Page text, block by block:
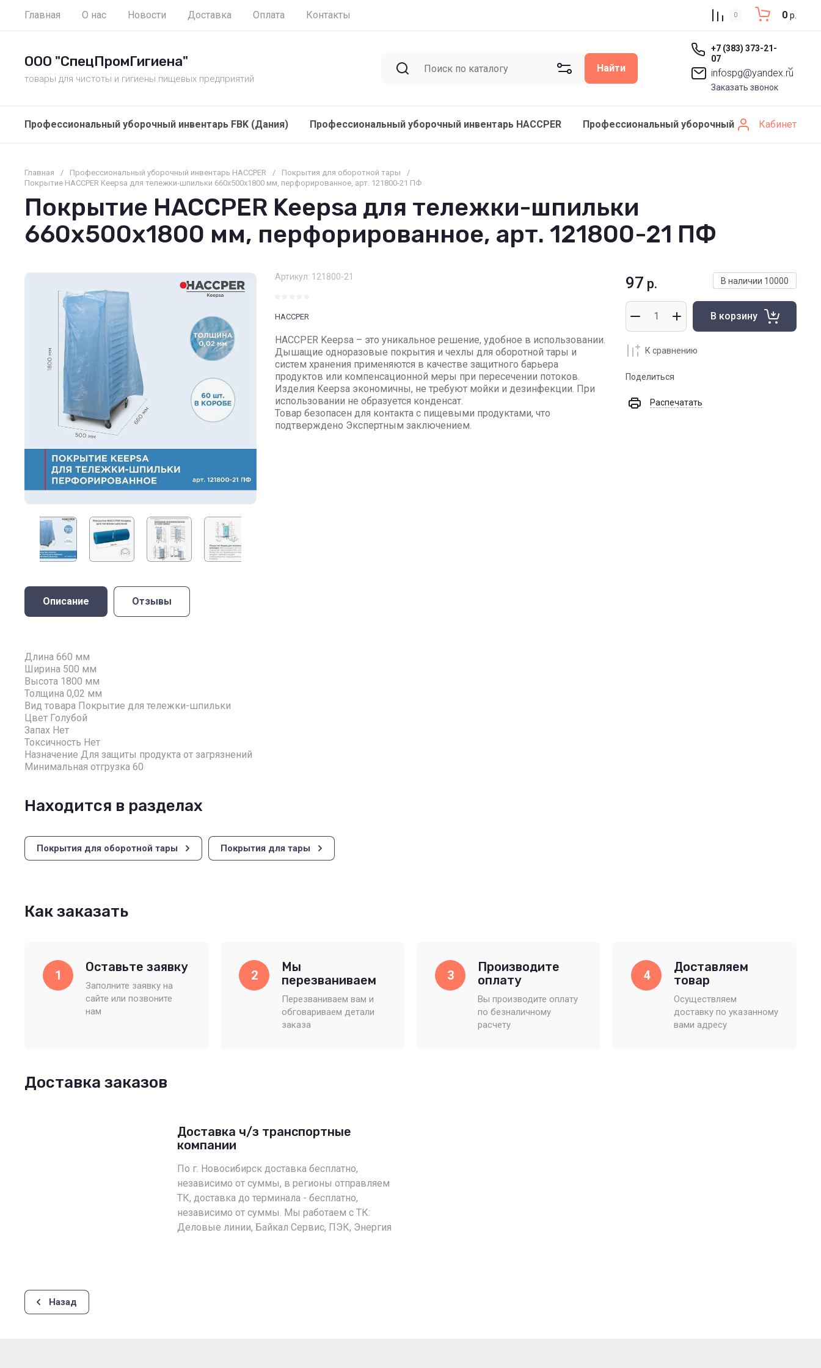
Главная О нас Новости Доставка Оплата Контакты 0 0 р.
ООО "СпецПромГигиена"
товары для чистоты и гигиены пищевых предприятий
Найти
+7 (383) 373-21-
07
infospg@yandex.ru
Заказать звонок
Профессиональный уборочный инвентарь FBK (Дания) Профессиональный уборочный инвентарь HACCPER Профессиональный уборочный инвентарь
Кабинет
Главная / Профессиональный уборочный инвентарь HACCPER / Покрытия для оборотной тары
/
Покрытие HACCPER Keepsa для тележки-шпильки 660х500х1800 мм, перфорированное, арт. 121800-21 ПФ
Покрытие HACCPER Keepsa для тележки-шпильки
660х500х1800 мм, перфорированное, арт. 121800-21 ПФ
Артикул: 121800-21
HACCPER
HACCPER Keepsa – это уникальное решение, удобное в использовании.
Дышащие одноразовые покрытия и чехлы для оборотной тары и
систем хранения применяются в качестве защитного барьера
продуктов или компенсационной меры при пересечении потоков.
Изделия Keepsa экономичны, не требуют мойки и дезинфекции. При
использовании не образуется конденсат.
Товар безопасен для контакта с пищевыми продуктами, что
подтверждено Экспертным заключением.
В наличии 10000
97 р.
В корзину
К сравнению
Поделиться
Распечатать
Описание Отзывы
Длина 660 мм
Ширина 500 мм
Высота 1800 мм
Толщина 0,02 мм
Вид товара Покрытие для тележки-шпильки
Цвет Голубой
Запах Нет
Токсичность Нет
Назначение Для защиты продукта от загрязнений
Минимальная отгрузка 60
Находится в разделах
Покрытия для оборотной тары Покрытия для тары
Как заказать
1
Оставьте заявку
Заполните заявку на
сайте или позвоните
нам
2
Мы
перезваниваем
Перезваниваем вам и
обговариваем детали
заказа
3
Производите
оплату
Вы производите оплату
по безналичному
расчету
4
Доставляем
товар
Осуществляем
доставку по указанному
вами адресу
Доставка заказов
Доставка ч/з транспортные
компании
По г. Новосибирск доставка бесплатно,
независимо от суммы, в регионы отправляем
ТК, доставка до терминала - бесплатно,
независимо от суммы. Мы работаем с ТК:
Деловые линии, Байкал Сервис, ПЭК, Энергия
Назад